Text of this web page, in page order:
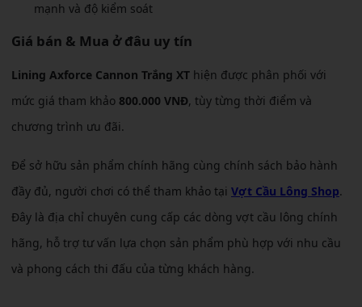
mạnh và độ kiểm soát
Giá bán & Mua ở đâu uy tín
Lining Axforce Cannon Trắng XT hiện được phân phối với
mức giá tham khảo 800.000 VNĐ, tùy từng thời điểm và
chương trình ưu đãi.
Để sở hữu sản phẩm chính hãng cùng chính sách bảo hành
đầy đủ, người chơi có thể tham khảo tại Vợt Cầu Lông Shop.
Đây là địa chỉ chuyên cung cấp các dòng vợt cầu lông chính
hãng, hỗ trợ tư vấn lựa chọn sản phẩm phù hợp với nhu cầu
và phong cách thi đấu của từng khách hàng.